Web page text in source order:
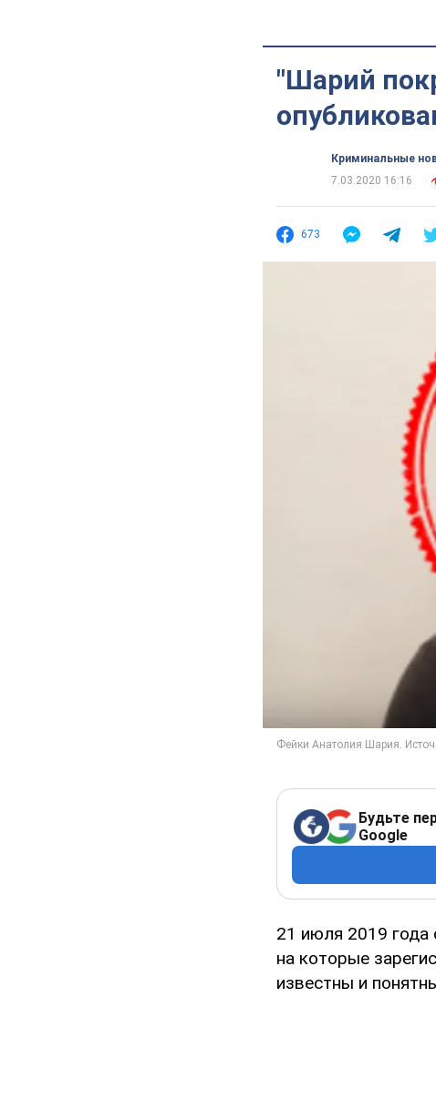
"Шарий
Криминальные
7.03.2020 16:16
673
Будьте
Google
21 июля 2019 года
на которые
известны и